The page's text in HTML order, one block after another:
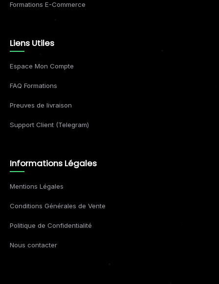
Formations E-Commerce
Liens Utiles
Espace Mon Compte
FAQ Formations
Preuves de livraison
Support Client (Telegram)
Informations Légales
Mentions Légales
Conditions Générales de Vente
Politique de Confidentialité
Nous contacter